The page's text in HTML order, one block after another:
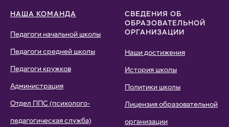
НАША КОМАНДА
Педагоги начальной школы
Педагоги средней школы
Педагоги кружков
Администрация
Отдел ППС (психолого-
педагогическая служба)
СВЕДЕНИЯ ОБ
ОБРАЗОВАТЕЛЬНОЙ
ОРГАНИЗАЦИИ
Наши достижения
История школы
Политики школы
Лицензия образовательной
организации